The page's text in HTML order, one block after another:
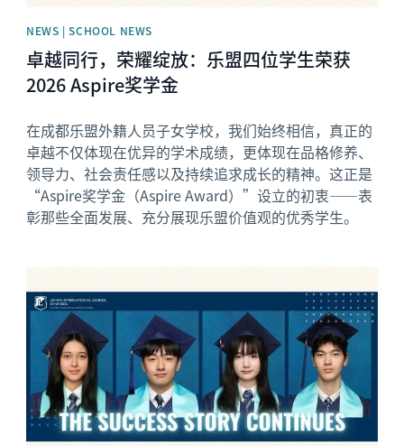
NEWS | SCHOOL NEWS
卓越同行，荣耀绽放：乐盟四位学生荣获
2026 Aspire奖学金
在成都乐盟外籍人员子女学校，我们始终相信，真正的
卓越不仅体现在优异的学术成绩，更体现在品格修养、
领导力、社会责任感以及持续追求成长的精神。这正是
“Aspire奖学金（Aspire Award）”设立的初衷——表
彰那些全面发展、充分展现乐盟价值观的优秀学生。